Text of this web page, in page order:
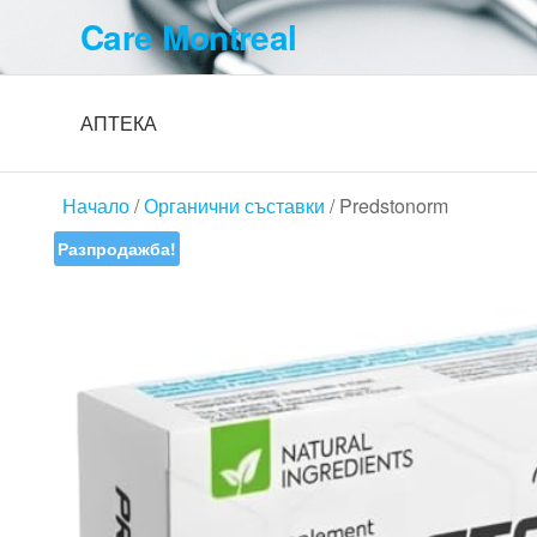
the
Care Montreal
АПТЕКА
Начало/Органични съставки / Predstonorm
Разпродажба!